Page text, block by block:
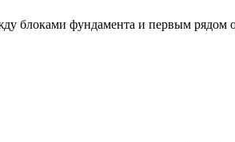
блоками фундамента и первым рядом